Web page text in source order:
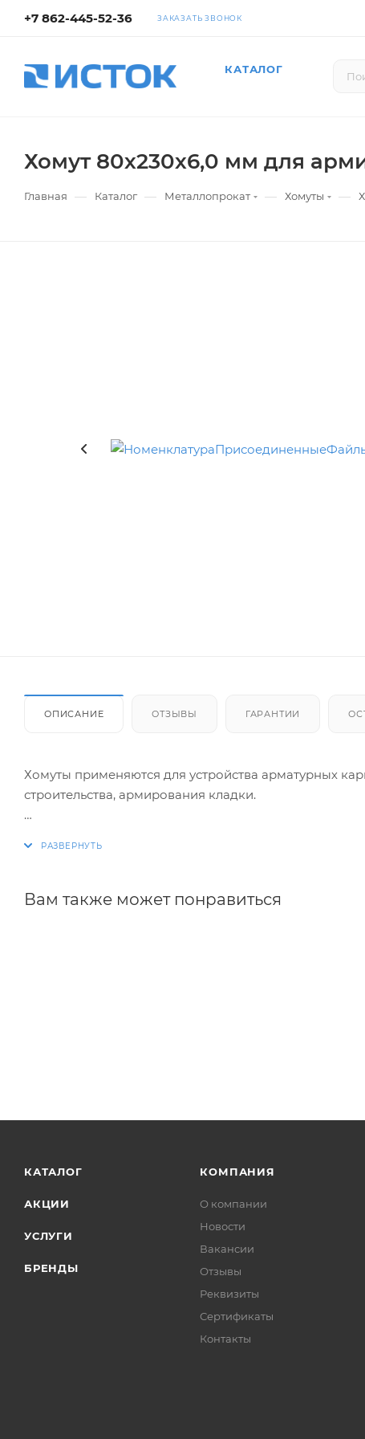
+7 862-445-52-36 ЗАКАЗАТЬ ЗВОНОК
КАТАЛОГ
Хомут 80х230х6,0 мм для
Главная — Каталог — Металлопрокат — Хомуты —
ОПИСАНИЕ ОТЗЫВЫ ГАРАНТИИ
Хомуты применяются для устройства арматурных
строительства, армирования кладки.
Вам также может понравиться
КАТАЛОГ
АКЦИИ
УСЛУГИ
БРЕНДЫ
КОМПАНИЯ
О компании
Новости
Вакансии
Отзывы
Реквизиты
Сертификаты
Контакты